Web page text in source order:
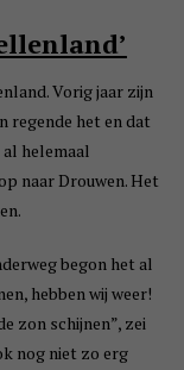
Vorig jaar zijn
regende het en dat
al helemaal
naar Drouwen. Het
begon het al
hebben wij weer!
zon schijnen”, zei
nog niet zo erg